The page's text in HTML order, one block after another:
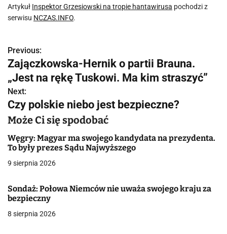
Artykuł Inspektor Grzesiowski na tropie hantawirusa pochodzi z
serwisu NCZAS.INFO.
N
w
i
a
c
j
Previous:
Zajączkowska-Hernik o partii Brauna.
„Jest na rękę Tuskowi. Ma kim straszyć”
Next:
Czy polskie niebo jest bezpieczne?
Może Ci się spodobać
Węgry: Magyar ma swojego kandydata na prezydenta.
To były prezes Sądu Najwyższego
9 sierpnia 2026
Sondaż: Połowa Niemców nie uważa swojego kraju za
bezpieczny
8 sierpnia 2026